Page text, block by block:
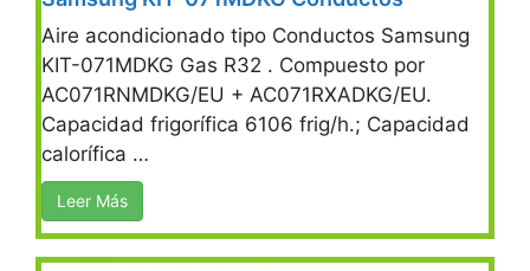
Aire acondicionado tipo Conductos Samsung
KIT-071MDKG Gas R32 . Compuesto por
AC071RNMDKG/EU + AC071RXADKG/EU.
Capacidad frigorífica 6106 frig/h.; Capacidad
calorífica …
Leer Más